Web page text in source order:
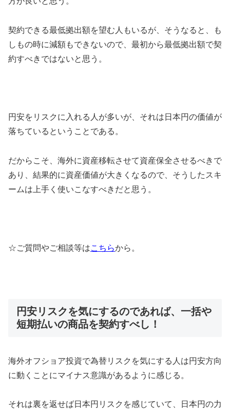
契約できる最低拠出額を望む人もいるが、そうなると、も
しもの時に減額もできないので、最初から最低拠出額で契
約すべきではないと思う。
円安をリスクに入れる人が多いが、それは日本円の価値が
落ちているということである。
だからこそ、海外に資産移転させて資産保全させるべきで
あり、結果的に資産価値が大きくなるので、そうしたスキ
ームは上手く使いこなすべきだと思う。
☆ご質問やご相談等はこちらから。
円安リスクを気にするのであれば、一括や
短期払いの商品を契約すべし！
海外オフショア投資で為替リスクを気にする人は円安方向
に動くことにマイナス意識があるように感じる。
それは裏を返せば日本円リスクを感じていて、日本円の力